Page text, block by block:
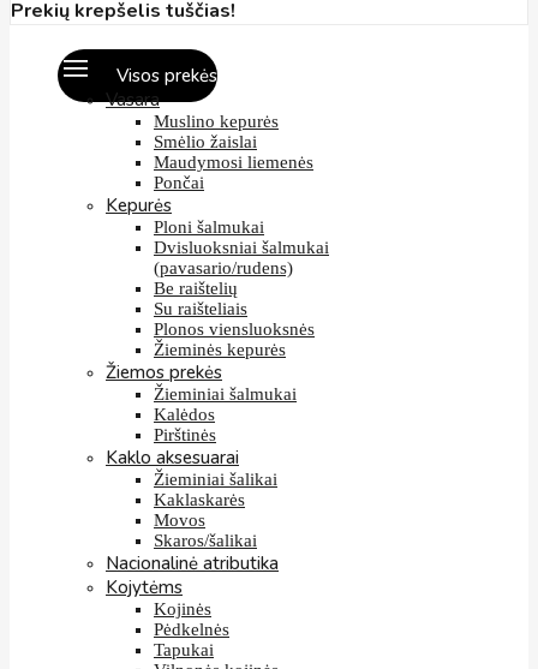
Prekių krepšelis tuščias!
Visos prekės
Vasara
Muslino kepurės
Smėlio žaislai
Maudymosi liemenės
Pončai
Kepurės
Ploni šalmukai
Dvisluoksniai šalmukai
(pavasario/rudens)
Be raištelių
Su raišteliais
Plonos viensluoksnės
Žieminės kepurės
Žiemos prekės
Žieminiai šalmukai
Kalėdos
Pirštinės
Kaklo aksesuarai
Žieminiai šalikai
Kaklaskarės
Movos
Skaros/šalikai
Nacionalinė atributika
Kojytėms
Kojinės
Pėdkelnės
Tapukai